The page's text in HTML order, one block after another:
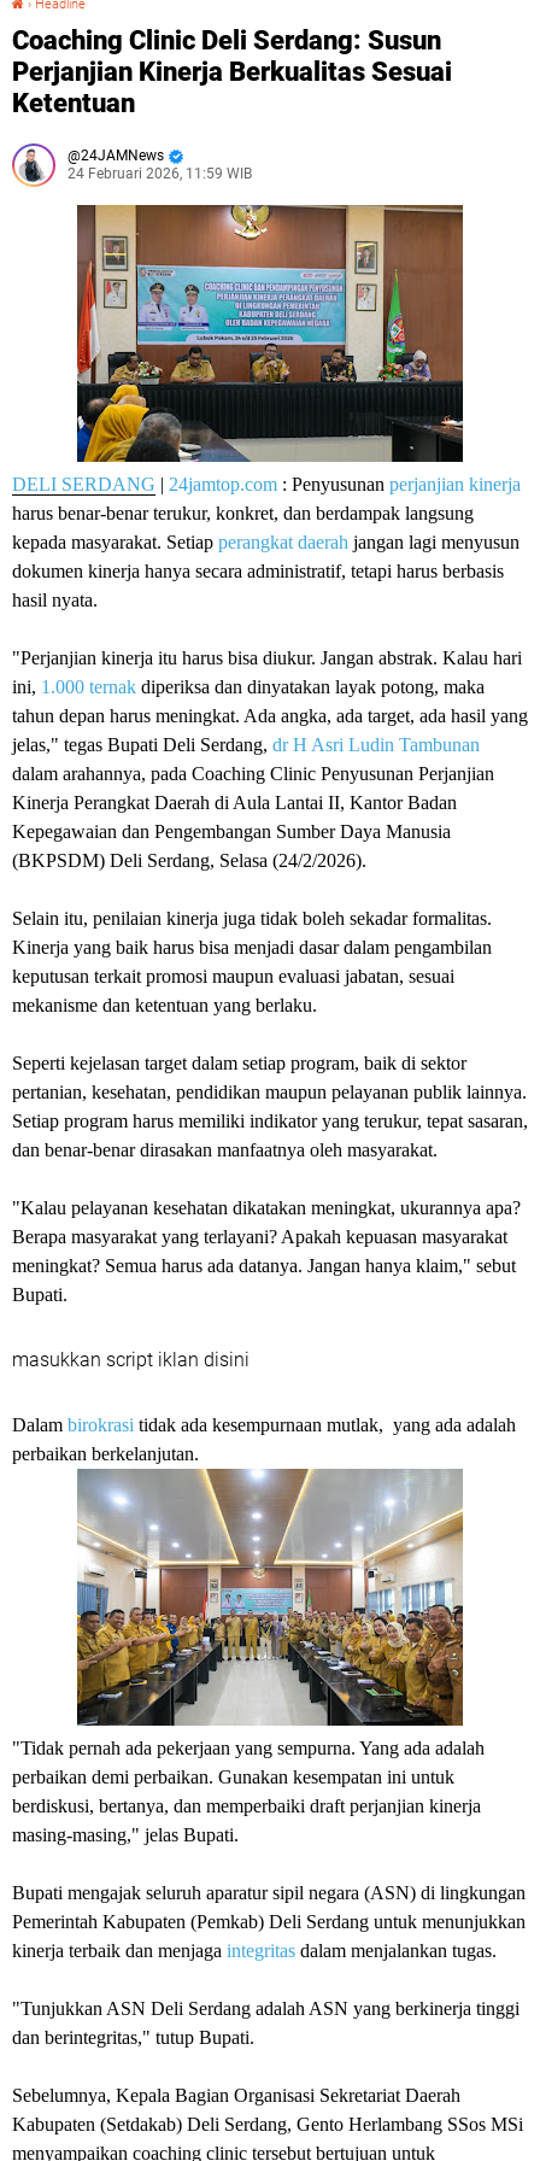
› Headline
Coaching Clinic Deli Serdang: Susun
Perjanjian Kinerja Berkualitas Sesuai
Ketentuan
24JAMNews
24 Februari 2026, 11:59 WIB
DELI SERDANG | 24jamtop.com : Penyusunan perjanjian kinerja
harus benar-benar terukur, konkret, dan berdampak langsung
kepada masyarakat. Setiap perangkat daerah jangan lagi menyusun
dokumen kinerja hanya secara administratif, tetapi harus berbasis
hasil nyata.
"Perjanjian kinerja itu harus bisa diukur. Jangan abstrak. Kalau hari
ini, 1.000 ternak diperiksa dan dinyatakan layak potong, maka
tahun depan harus meningkat. Ada angka, ada target, ada hasil yang
jelas," tegas Bupati Deli Serdang, dr H Asri Ludin Tambunan
dalam arahannya, pada Coaching Clinic Penyusunan Perjanjian
Kinerja Perangkat Daerah di Aula Lantai II, Kantor Badan
Kepegawaian dan Pengembangan Sumber Daya Manusia
(BKPSDM) Deli Serdang, Selasa (24/2/2026).
Selain itu, penilaian kinerja juga tidak boleh sekadar formalitas.
Kinerja yang baik harus bisa menjadi dasar dalam pengambilan
keputusan terkait promosi maupun evaluasi jabatan, sesuai
mekanisme dan ketentuan yang berlaku.
Seperti kejelasan target dalam setiap program, baik di sektor
pertanian, kesehatan, pendidikan maupun pelayanan publik lainnya.
Setiap program harus memiliki indikator yang terukur, tepat sasaran,
dan benar-benar dirasakan manfaatnya oleh masyarakat.
"Kalau pelayanan kesehatan dikatakan meningkat, ukurannya apa?
Berapa masyarakat yang terlayani? Apakah kepuasan masyarakat
meningkat? Semua harus ada datanya. Jangan hanya klaim," sebut
Bupati.
masukkan script iklan disini
Dalam birokrasi tidak ada kesempurnaan mutlak, yang ada adalah
perbaikan berkelanjutan.
"Tidak pernah ada pekerjaan yang sempurna. Yang ada adalah
perbaikan demi perbaikan. Gunakan kesempatan ini untuk
berdiskusi, bertanya, dan memperbaiki draft perjanjian kinerja
masing-masing," jelas Bupati.
Bupati mengajak seluruh aparatur sipil negara (ASN) di lingkungan
Pemerintah Kabupaten (Pemkab) Deli Serdang untuk menunjukkan
kinerja terbaik dan menjaga integritas dalam menjalankan tugas.
"Tunjukkan ASN Deli Serdang adalah ASN yang berkinerja tinggi
dan berintegritas," tutup Bupati.
Sebelumnya, Kepala Bagian Organisasi Sekretariat Daerah
Kabupaten (Setdakab) Deli Serdang, Gento Herlambang SSos MSi
menyampaikan coaching clinic tersebut bertujuan untuk